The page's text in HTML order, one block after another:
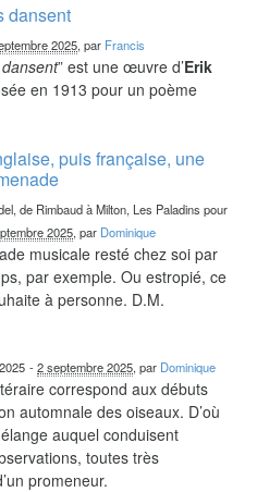
dansent
2025, par Francis
” est une œuvre d’Erik
en 1913 pour un poème
puis française, une
de Rimbaud à Milton, Les Paladins pour
2025, par Dominique
musicale resté chez soi par
par exemple. Ou estropié, ce
à personne. D.M.
-2 septembre 2025, par Dominique
correspond aux débuts
automnale des oiseaux. D’où
auquel conduisent
toutes très
promeneur.